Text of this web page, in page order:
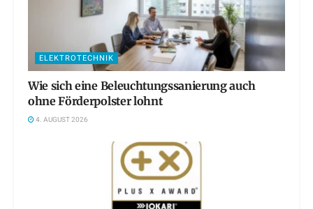
ELEKTROTECHNIK
Wie sich eine Beleuchtungssanierung auch
ohne Förderpolster lohnt
4. AUGUST 2026